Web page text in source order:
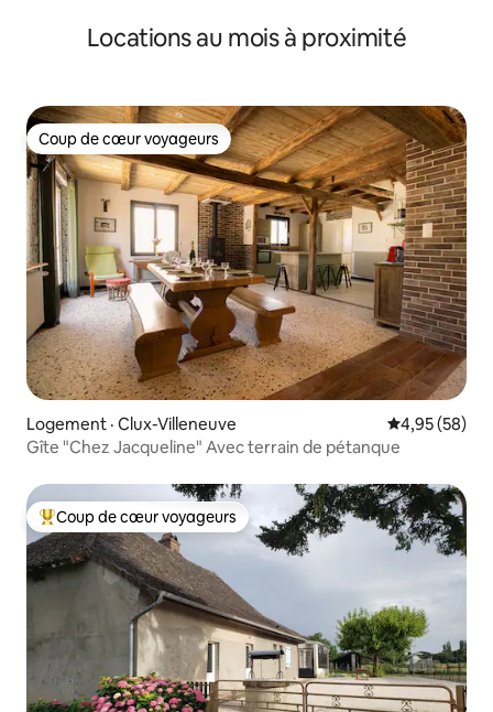
Locations au mois à proximité
Coup de cœur voyageurs
Coup de cœur voyageurs
Logement · Clux-Villeneuve Note
4,95 (58)
Gîte "Chez Jacqueline" Avec terrain de pétanque
Coup de cœur voyageurs parmi les plus aimés
Coup de cœur voyageurs